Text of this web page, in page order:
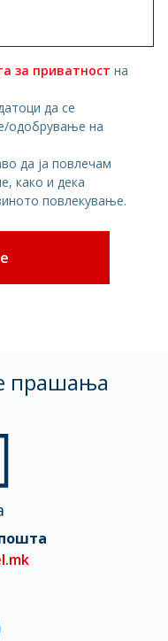
за приватност на
да се
одобрување на
да ја повлечам
како и дека
повлекување.
прашања